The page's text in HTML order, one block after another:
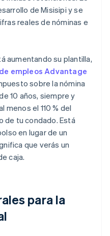
de Misisipi y se
reales de nóminas e
aumentando su plantilla,
empleos Advantage
sobre la nómina
10 años, siempre y
menos el 110 % del
de tu condado. Está
en lugar de un
que verás un
caja.
para la